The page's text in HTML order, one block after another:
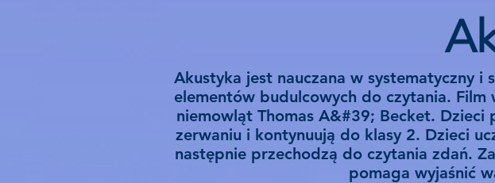
Akustyka jest nauczana w systematyczny
elementów budulcowych do czytania.
niemowląt Thomas A&#39; Becket.
zerwaniu i kontynuują do klasy 2. Dzieci
następnie przechodzą do czytania zdań.
pomaga wyjaśnić